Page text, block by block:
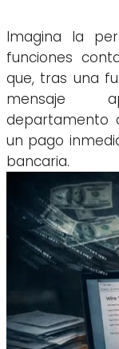
Imagina la
funciones
que, tras una
mensaje
departamento
un pago
bancaria.